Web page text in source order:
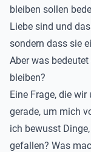
bleiben sollen
Liebe sind und
sondern dass sie
Aber was
bleiben?
Eine Frage, die
gerade, um mich
ich bewusst
gefallen? Was